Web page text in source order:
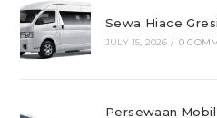
Sewa Hiace
JULY 15, 2026 / 0
Persewaan